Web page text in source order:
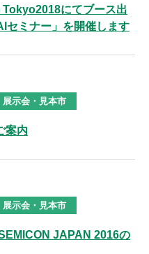
にてブース出
セミナー」を開催します
展示会・見本市
案内
展示会・見本市
JAPAN 2016の